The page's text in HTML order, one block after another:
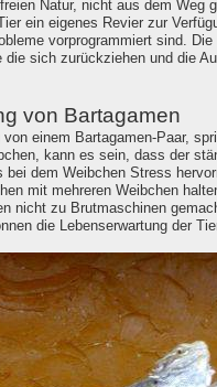
Natur, nicht aus dem Weg
ein eigenes Revier zur
vorprogrammiert sind.
die sich zurückziehen und die
von Bartagamen
von einem Bartagamen-Paar,
kann es sein, dass der
bei dem Weibchen Stress
mit mehreren Weibchen
nicht zu Brutmaschinen
die Lebenserwartung der